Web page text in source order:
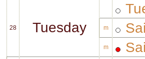
28 Tuesday m
m